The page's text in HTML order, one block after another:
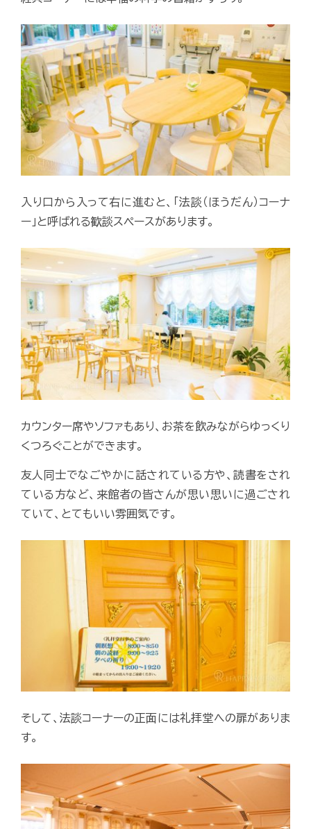
入り口から入って右に進むと、「法談（ほうだん）コーナ
ー」と呼ばれる歓談スペースがあります。
カウンター席やソファもあり、お茶を飲みながらゆっくり
くつろぐことができます。
友人同士でなごやかに話されている方や、読書をされ
ている方など、来館者の皆さんが思い思いに過ごされ
ていて、とてもいい雰囲気です。
そして、法談コーナーの正面には礼拝堂への扉がありま
す。